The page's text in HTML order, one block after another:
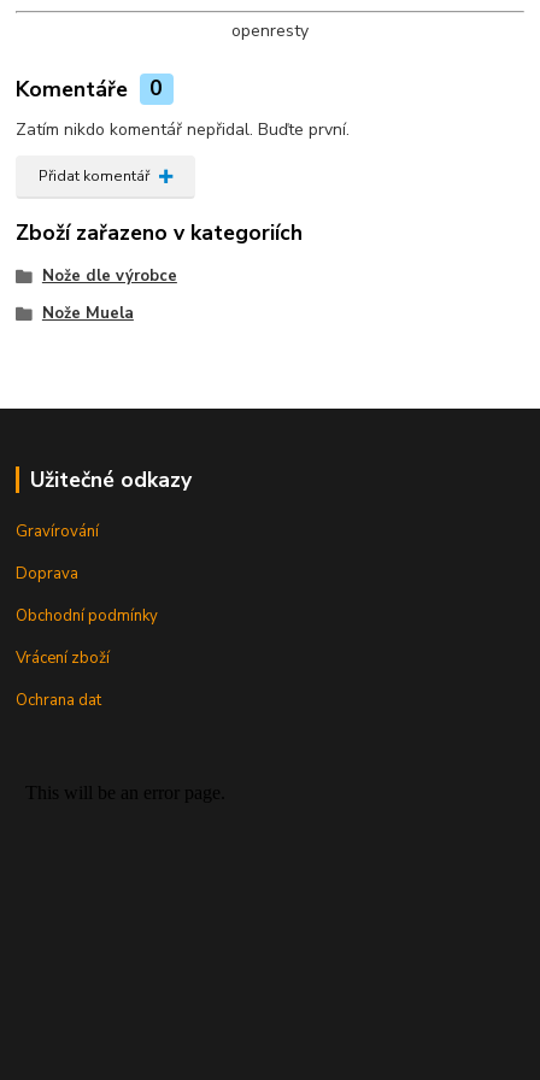
openresty
Komentáře 0
Zatím nikdo komentář nepřidal. Buďte první.
Přidat komentář
Zboží zařazeno v kategoriích
Nože dle výrobce
Nože Muela
Užitečné odkazy
Gravírování
Doprava
Obchodní podmínky
Vrácení zboží
Ochrana dat